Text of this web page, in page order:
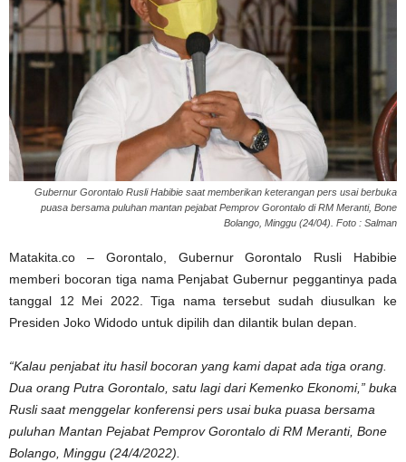
Gubernur Gorontalo Rusli Habibie saat memberikan keterangan pers usai berbuka
puasa bersama puluhan mantan pejabat Pemprov Gorontalo di RM Meranti, Bone
Bolango, Minggu (24/04). Foto : Salman
Matakita.co – Gorontalo, Gubernur Gorontalo Rusli Habibie
memberi bocoran tiga nama Penjabat Gubernur peggantinya pada
tanggal 12 Mei 2022. Tiga nama tersebut sudah diusulkan ke
Presiden Joko Widodo untuk dipilih dan dilantik bulan depan.
“Kalau penjabat itu hasil bocoran yang kami dapat ada tiga orang.
Dua orang Putra Gorontalo, satu lagi dari Kemenko Ekonomi,” buka
Rusli saat menggelar konferensi pers usai buka puasa bersama
puluhan Mantan Pejabat Pemprov Gorontalo di RM Meranti, Bone
Bolango, Minggu (24/4/2022).